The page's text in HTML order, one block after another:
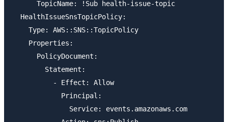
      TopicName: !Sub health-issue-topic
  HealthIssueSnsTopicPolicy:
    Type: AWS::SNS::TopicPolicy
    Properties:
      PolicyDocument:
        Statement:
          - Effect: Allow
            Principal:
              Service: events.amazonaws.com